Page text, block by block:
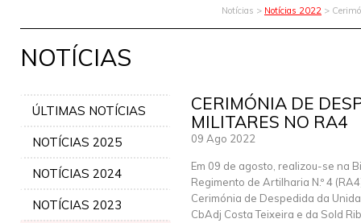
Notícias > Notícias 2022 >
NOTÍCIAS
ÚLTIMAS NOTÍCIAS
NOTÍCIAS 2025
NOTÍCIAS 2024
NOTÍCIAS 2023
CERIMÓNIA DE
MILITARES NO RA4
09 Ago 2022
Em 09 de agosto, realizou-se na
Regimento de Artilharia N.º 4
Cerimónia de Despedida da
CbAdj Costa Teixeira e da Sold